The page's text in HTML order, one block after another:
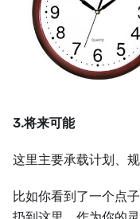
3.将来可能
这里主要承载计划、
比如你看到了一个点